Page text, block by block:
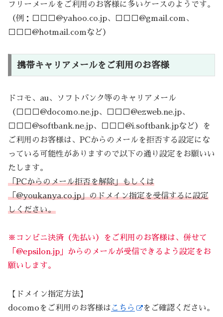
フリーメールをご利用のお客様に多いケースのようです。
（例：□□□@yahoo.co.jp、□□□@gmail.com、
□□□@hotmail.comなど）
携帯キャリアメールをご利用のお客様
ドコモ、au、ソフトバンク等のキャリアメール
（□□□@docomo.ne.jp、□□□@ezweb.ne.jp、
□□□@softbank.ne.jp、□□□@i.softbank.jpなど）を
ご利用のお客様は、PCからのメールを拒否する設定にな
っている可能性がありますので以下の通り設定をお願いい
たします。
「PCからのメール拒否を解除」もしくは
「@youkanya.co.jp」のドメイン指定を受信するに設定
しください。
※コンビニ決済（先払い）をご利用のお客様は、併せて
「@epsilon.jp」からのメールが受信できるよう設定をお
願いします。
【ドメイン指定方法】
docomoをご利用のお客様は こちら
をご確認ください。